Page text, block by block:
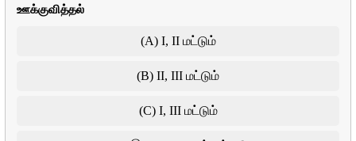
ஊக்குவித்தல்
(A) I, II மட்டும்
(B) II, III மட்டும்
(C) I, III மட்டும்